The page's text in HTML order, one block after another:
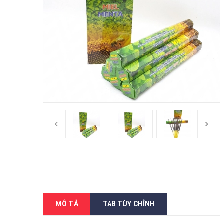
MÔ TẢ TAB TÙY CHỈNH